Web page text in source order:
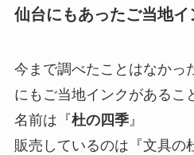
仙台にもあったご当地イ
今まで調べたことはなかっ
にもご当地インクがあるこ
名前は『杜の四季』
販売しているのは『文具の